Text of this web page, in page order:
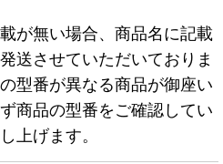
が無い場合、商品名に記載
送させていただいておりま
型番が異なる商品が御座い
商品の型番をご確認してい
上げます。